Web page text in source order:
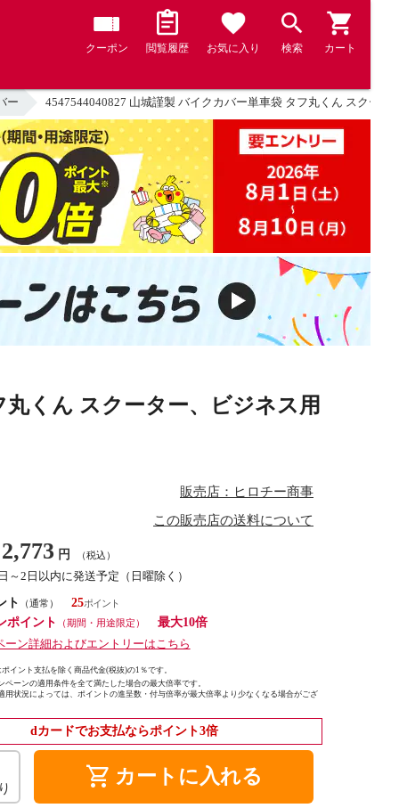
クーポン 閲覧履歴 お気に入り 検索 カート
ー 4547544040827 山城謹製 バイクカバー単車袋 タフ丸くん スクータ
丸くん スクーター、ビジネス用
販売店：ヒロチー商事
この販売店の送料について
2,773 円 （税込）
～2日以内に発送予定（日曜除く）
ト
（通常）
25
ポイント
（期間・用途限定）
最大10倍
ーン詳細およびエントリーはこちら
イント支払を除く商品代金(税抜)の1％です。
ペーンの適用条件を全て満たした場合の最大倍率です。
用状況によっては、ポイントの進呈数・付与倍率が最大倍率より少なくなる場合がござ
dカードでお支払ならポイント3倍
shopping_cart カートに入れる